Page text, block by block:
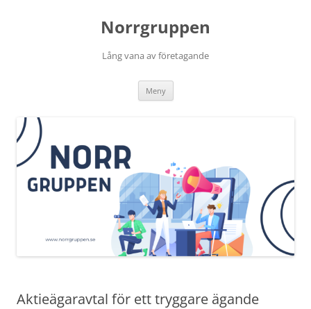
Norrgruppen
Lång vana av företagande
Meny Hoppa
innehåll
Aktieägaravtal för ett tryggare ägande